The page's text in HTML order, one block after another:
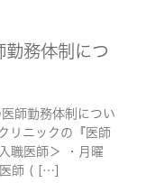
務体制につ
師勤務体制につい
リニックの『医師
職医師＞ ・月曜
医師 ( […]